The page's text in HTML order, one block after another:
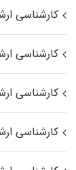
کارشناسی
کارشناسی
کارشناسی
کارشناسی